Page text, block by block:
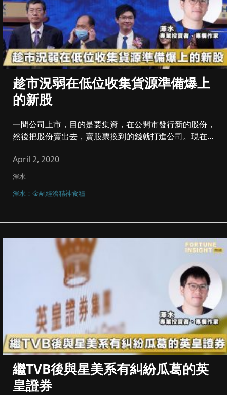
趁市況弱在低位收集貨源準備爆上
的新股
一間公司上市，目的是要集資，在公開市發行新的股份，
然後把股份賣出去，賣股票換到的錢就打進公司。現在上
April 2, 2020
渾水
渾水：金融經濟精神食糧
繼TVB後與星美系有糾紛瓜葛的英
皇證券